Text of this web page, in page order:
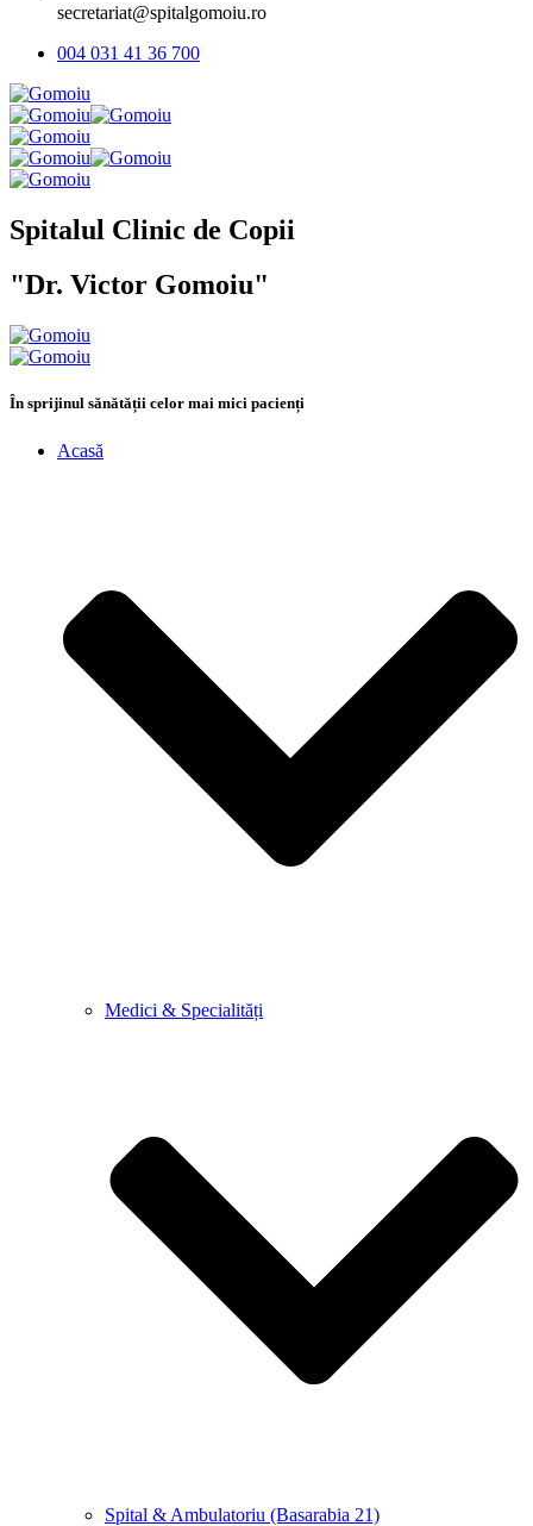
secretariat@spitalgomoiu.ro
004 031 41 36 700
Spitalul Clinic de Copii
"Dr. Victor Gomoiu"
În sprijinul sănătății celor mai mici pacienți
Acasă
Medici & Specialități
Spital & Ambulatoriu (Basarabia 21)